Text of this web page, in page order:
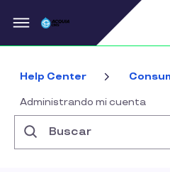
Pasar al contenido
Help Center
Administrando mi cuenta